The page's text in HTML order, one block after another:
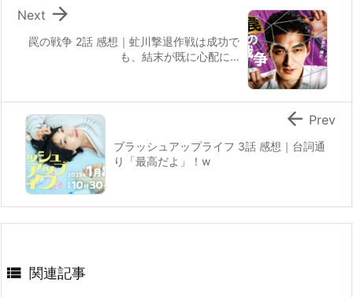
罠の戦争 2話 感想｜虻川撃退作戦は成功で
も、結末が既に心配に…

Next
ブラッシュアップライフ 3話 感想｜台詞通
り「最高だよ」！w
 Prev
 関連記事